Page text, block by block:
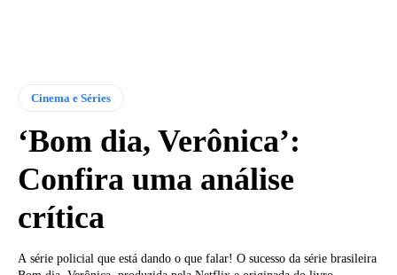
Cinema e Séries
‘Bom dia, Verônica’:
Confira uma análise
crítica
A série policial que está dando o que falar! O sucesso da série brasileira